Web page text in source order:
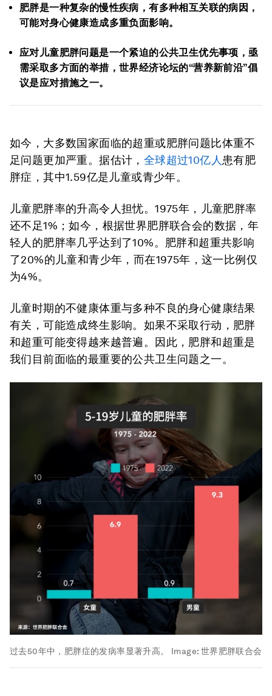
肥胖是一种复杂的慢性疾病，有多种相互关联的病因，
可能对身心健康造成多重负面影响。
应对儿童肥胖问题是一个紧迫的公共卫生优先事项，亟
需采取多方面的举措，世界经济论坛的“营养新前沿”倡
议是应对措施之一。
如今，大多数国家面临的超重或肥胖问题比体重不
足问题更加严重。据估计， 全球超过10亿人 患有肥
胖症，其中1.59亿是儿童或青少年。
儿童肥胖率的升高令人担忧。1975年，儿童肥胖率
还不足1%；如今，根据世界肥胖联合会的数据，年
轻人的肥胖率几乎达到了10%。肥胖和超重共影响
了20%的儿童和青少年，而在1975年，这一比例仅
为4%。
儿童时期的不健康体重与多种不良的身心健康结果
有关，可能造成终生影响。如果不采取行动，肥胖
和超重可能变得越来越普遍。因此，肥胖和超重是
我们目前面临的最重要的公共卫生问题之一。
过去50年中，肥胖症的发病率显著升高。 Image: 世界肥胖联合会